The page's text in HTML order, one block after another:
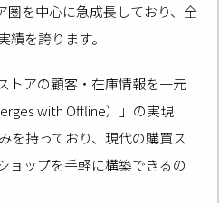
圏を中心に急成長しており、全
績を誇ります。
トアの顧客・在庫情報を一元
with Offline）」の実現
を持っており、現代の購買ス
ョップを手軽に構築できるの